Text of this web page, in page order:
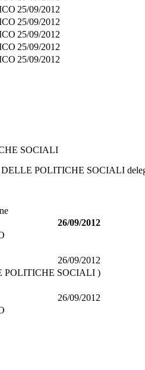
25/09/2012
25/09/2012
25/09/2012
25/09/2012
25/09/2012
SOCIALI
POLITICHE SOCIALI
26/09/2012
26/09/2012
POLITICHE SOCIALI )
26/09/2012